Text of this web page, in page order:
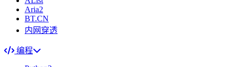
Aria2
BT.CN
内网穿透
编程